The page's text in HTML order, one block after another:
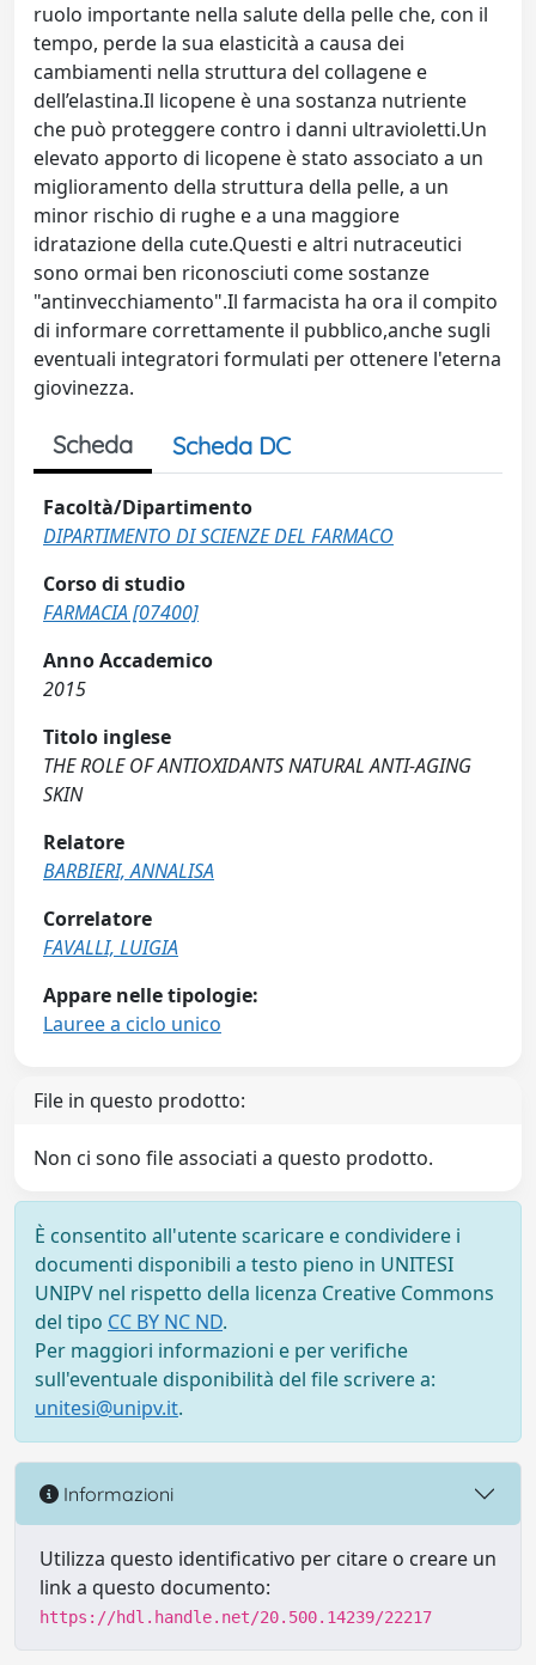
ruolo importante nella salute della pelle che, con il
tempo, perde la sua elasticità a causa dei
cambiamenti nella struttura del collagene e
dell’elastina.Il licopene è una sostanza nutriente
che può proteggere contro i danni ultravioletti.Un
elevato apporto di licopene è stato associato a un
miglioramento della struttura della pelle, a un
minor rischio di rughe e a una maggiore
idratazione della cute.Questi e altri nutraceutici
sono ormai ben riconosciuti come sostanze
"antinvecchiamento".Il farmacista ha ora il compito
di informare correttamente il pubblico,anche sugli
eventuali integratori formulati per ottenere l'eterna
giovinezza.
Scheda Scheda DC
Facoltà/Dipartimento
DIPARTIMENTO DI SCIENZE DEL FARMACO
Corso di studio
FARMACIA [07400]
Anno Accademico
2015
Titolo inglese
THE ROLE OF ANTIOXIDANTS NATURAL ANTI-AGING
SKIN
Relatore
BARBIERI, ANNALISA
Correlatore
FAVALLI, LUIGIA
Appare nelle tipologie:
Lauree a ciclo unico
File in questo prodotto:
Non ci sono file associati a questo prodotto.
È consentito all'utente scaricare e condividere i
documenti disponibili a testo pieno in UNITESI
UNIPV nel rispetto della licenza Creative Commons
del tipo CC BY NC ND.
Per maggiori informazioni e per verifiche
sull'eventuale disponibilità del file scrivere a:
unitesi@unipv.it.
Informazioni
Utilizza questo identificativo per citare o creare un
link a questo documento:
https://hdl.handle.net/20.500.14239/22217